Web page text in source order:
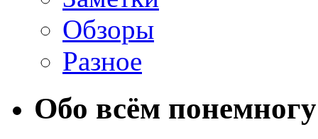
Обзоры
Разное
Обо всём понемногу